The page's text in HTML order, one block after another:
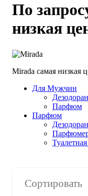
По
низкая
Mirada cамая низкая
Для Мужчин
Парфюм
Парфюм
Сортировать